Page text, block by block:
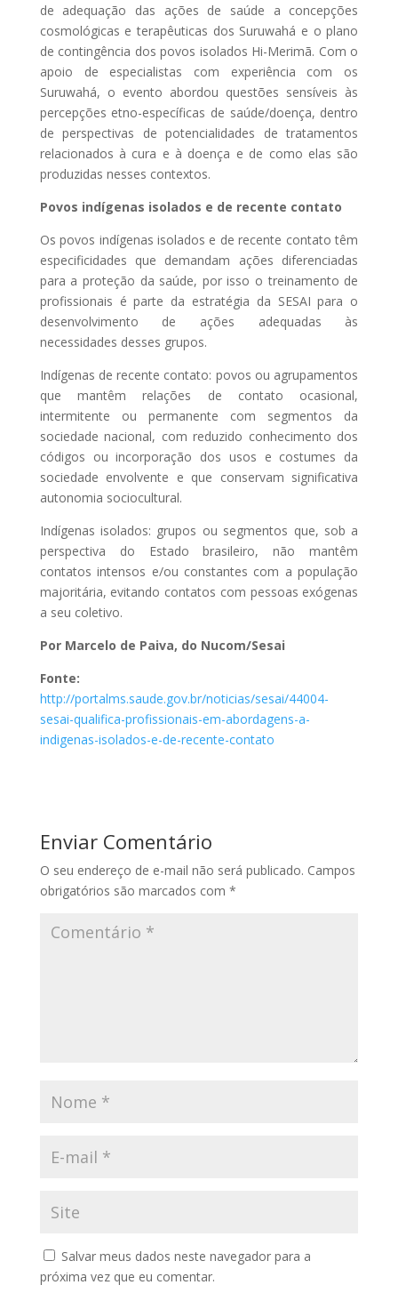
de adequação das ações de saúde a concepções
cosmológicas e terapêuticas dos Suruwahá e o plano
de contingência dos povos isolados Hi-Merimã. Com o
apoio de especialistas com experiência com os
Suruwahá, o evento abordou questões sensíveis às
percepções etno-específicas de saúde/doença, dentro
de perspectivas de potencialidades de tratamentos
relacionados à cura e à doença e de como elas são
produzidas nesses contextos.
Povos indígenas isolados e de recente contato
Os povos indígenas isolados e de recente contato têm
especificidades que demandam ações diferenciadas
para a proteção da saúde, por isso o treinamento de
profissionais é parte da estratégia da SESAI para o
desenvolvimento de ações adequadas às
necessidades desses grupos.
Indígenas de recente contato: povos ou agrupamentos
que mantêm relações de contato ocasional,
intermitente ou permanente com segmentos da
sociedade nacional, com reduzido conhecimento dos
códigos ou incorporação dos usos e costumes da
sociedade envolvente e que conservam significativa
autonomia sociocultural.
Indígenas isolados: grupos ou segmentos que, sob a
perspectiva do Estado brasileiro, não mantêm
contatos intensos e/ou constantes com a população
majoritária, evitando contatos com pessoas exógenas
a seu coletivo.
Por Marcelo de Paiva, do Nucom/Sesai
Fonte:
http://portalms.saude.gov.br/noticias/sesai/44004-
sesai-qualifica-profissionais-em-abordagens-a-
indigenas-isolados-e-de-recente-contato
Enviar Comentário
O seu endereço de e-mail não será publicado. Campos
obrigatórios são marcados com *
Salvar meus dados neste navegador para a
próxima vez que eu comentar.